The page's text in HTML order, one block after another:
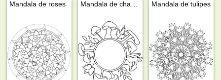
Mandala de roses Mandala de tulipes